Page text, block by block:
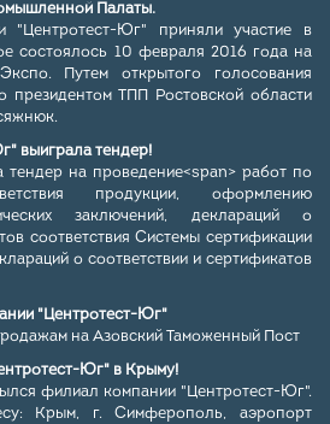
Палаты.
"Центротест-Юг" приняли участие в
состоялось 10 февраля 2016 года на
Путем открытого голосования
президентом ТПП Ростовской области
выиграла тендер!
тендер на проведение<span> работ по
продукции, оформлению
заключений, деклараций о
соответствия Системы сертификации
о соответствии и сертификатов
"Центротест-Юг"
на Азовский Таможенный Пост
Юг" в Крыму!
филиал компании "Центротест-Юг".
Крым, г. Симферополь, аэропорт